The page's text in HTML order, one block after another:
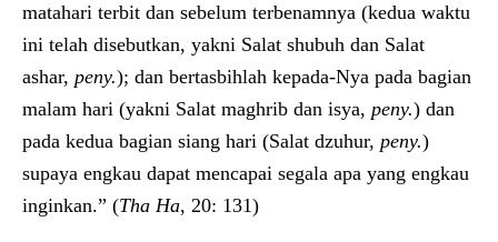
matahari terbit dan sebelum terbenamnya (kedua waktu
ini telah disebutkan, yakni Salat shubuh dan Salat
ashar, peny.); dan bertasbihlah kepada-Nya pada bagian
malam hari (yakni Salat maghrib dan isya, peny.) dan
pada kedua bagian siang hari (Salat dzuhur, peny.)
supaya engkau dapat mencapai segala apa yang engkau
inginkan.” (Tha Ha, 20: 131)